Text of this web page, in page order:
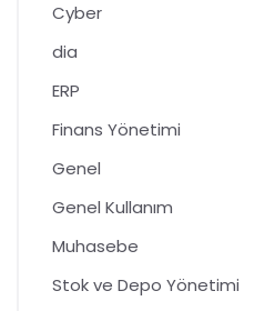
Cyber
dia
ERP
Finans Yönetimi
Genel
Genel Kullanım
Muhasebe
Stok ve Depo Yönetimi